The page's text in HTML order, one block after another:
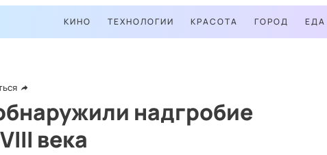
КИНО ТЕХНОЛОГИИ КРАСОТА ГОРОД ЕДА
надгробие
века